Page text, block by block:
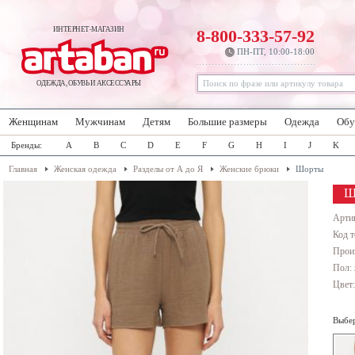
ИНТЕРНЕТ-МАГАЗИН
ОДЕЖДА, ОБУВЬ И АКСЕССУАРЫ
8-800-333-57-92
ПН-ПТ, 10:00-18:00
Женщинам Мужчинам Детям Большие размеры Одежда
Бренды: A B C D E F G H I J K
Главная Женская одежда Разделы от А до Я Женские брюки Шорты
Код
Пол: